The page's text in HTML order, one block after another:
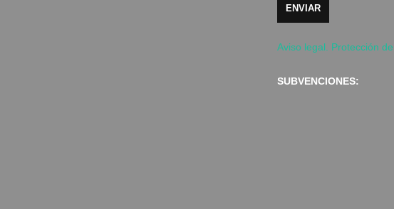
Aviso legal. Protección
SUBVENCIONES: